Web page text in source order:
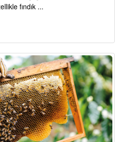
fındık ...